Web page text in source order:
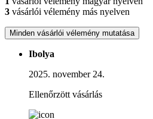
3 vásárlói vélemény más nyelven
Minden vásárlói vélemény mutatása
Ibolya
2025. november 24.
Ellenőrzött vásárlás